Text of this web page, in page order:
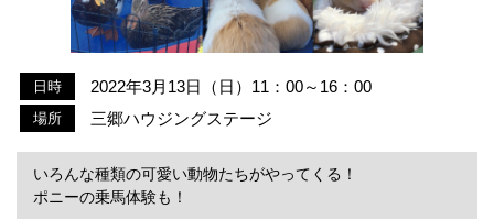
日時 2022年3月13日（日）11：00～16：00
場所 三郷ハウジングステージ
いろんな種類の可愛い動物たちがやってくる！
ポニーの乗馬体験も！